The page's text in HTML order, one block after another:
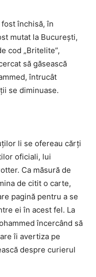
închisă, în
mutat la Bucureşti,
cod „Britelite”,
să găsească
întrucât
se diminuase.
li se ofereau cărţi
oficiali, lui
Ca măsură de
de citit o carte,
pagină pentru a se
ei în acest fel. La
încercând să
îi avertiza pe
despre curierul